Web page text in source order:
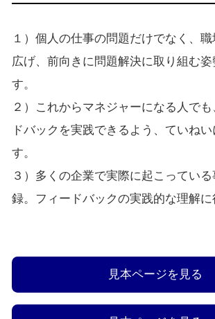
１）個人の仕事の問題だけでなく、
広げ、前向きに問題解決に取り組む姿
す。
２）これからマネジャーになる人で
ドバックを実践できるよう、ていね
す。
３）多くの企業で実際に起こってい
録。フィードバックの実践的な理解に
見本ページを見る